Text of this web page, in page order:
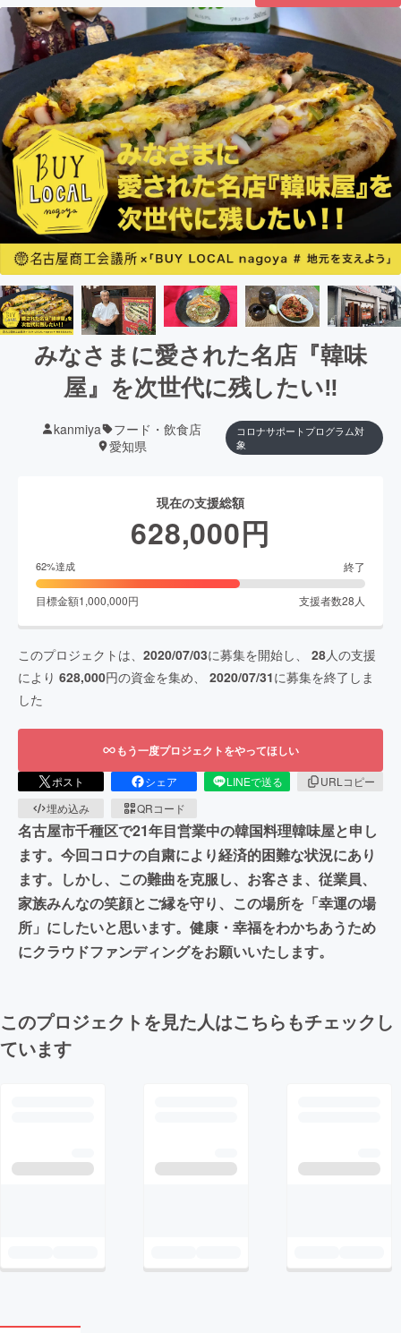
みなさまに愛された名店『韓味
屋』を次世代に残したい‼︎
kanmiya
フード・飲食店
愛知県
コロナサポートプログラム対
象
現在の支援総額
628,000円
62%達成 終了
目標金額1,000,000円 支援者数28 人
このプロジェクトは、 2020/07/03に募集を開始し、 28人の支援
により 628,000円の資金を集め、 2020/07/31に募集を終了しま
した
もう一度プロジェクトをやってほしい
ポスト シェア LINEで送る
URLコピー
埋め込み
QRコード
名古屋市千種区で21年目営業中の韓国料理韓味屋と申し
ます。今回コロナの自粛により経済的困難な状況にあり
ます。しかし、この難曲を克服し、お客さま、従業員、
家族みんなの笑顔とご縁を守り、この場所を「幸運の場
所」にしたいと思います。健康・幸福をわかちあうため
にクラウドファンディングをお願いいたします。
このプロジェクトを見た人はこちらもチェックし
ています